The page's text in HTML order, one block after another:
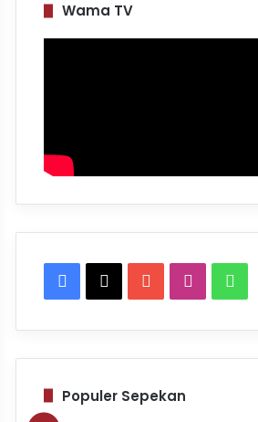
Wama TV
Facebook
X YouTube
Populer Sepekan